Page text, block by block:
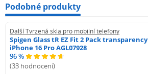
Podobné produkty
Další Tvrzená skla pro mobilní telefony
Spigen Glass tR EZ Fit 2 Pack transparency
iPhone 16 Pro AGL07928
96 %
(33 hodnocení)